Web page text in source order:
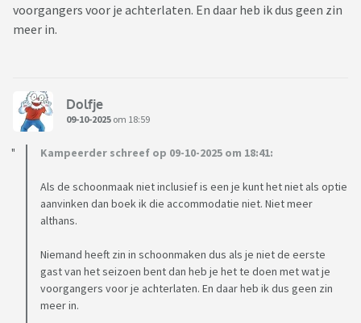
voorgangers voor je achterlaten. En daar heb ik dus geen zin
meer in.
Dolfje
09-10-2025 om 18:59
Kampeerder schreef op 09-10-2025 om 18:41:
Als de schoonmaak niet inclusief is een je kunt het niet als optie
aanvinken dan boek ik die accommodatie niet. Niet meer
althans.
Niemand heeft zin in schoonmaken dus als je niet de eerste
gast van het seizoen bent dan heb je het te doen met wat je
voorgangers voor je achterlaten. En daar heb ik dus geen zin
meer in.